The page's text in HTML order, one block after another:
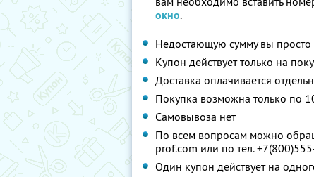
окно.
Недостающую сумму вы просто
Купон действует только на
Доставка оплачивается
Покупка возможна только по
Самовывоза нет
По всем вопросам можно
prof.com или по тел.
Один купон действует на